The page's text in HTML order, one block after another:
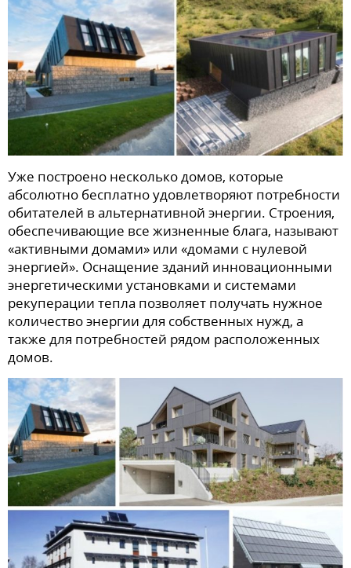
Уже построено несколько домов, которые
абсолютно бесплатно удовлетворяют потребности
обитателей в альтернативной энергии. Строения,
обеспечивающие все жизненные блага, называют
«активными домами» или «домами с нулевой
энергией». Оснащение зданий инновационными
энергетическими установками и системами
рекуперации тепла позволяет получать нужное
количество энергии для собственных нужд, а
также для потребностей рядом расположенных
домов.